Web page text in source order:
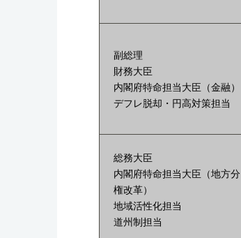
副総理
財務大臣
内閣府特命担当大臣（金融）
デフレ脱却・円高対策担当
総務大臣
内閣府特命担当大臣（地方分
権改革）
地域活性化担当
道州制担当